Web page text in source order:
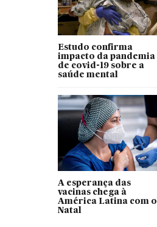
Estudo confirma
impacto da pandemia
de covid-19 sobre a
saúde mental
A esperança das
vacinas chega à
América Latina com o
Natal